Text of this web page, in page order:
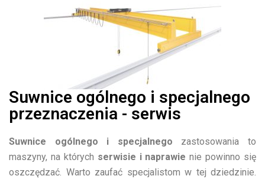
Suwnice ogólnego i specjalnego
przeznaczenia - serwis
Suwnice ogólnego i specjalnego zastosowania to
maszyny, na których serwisie i naprawienie powinno się
oszczędzać. Warto zaufać specjalistom w tej dziedzinie.